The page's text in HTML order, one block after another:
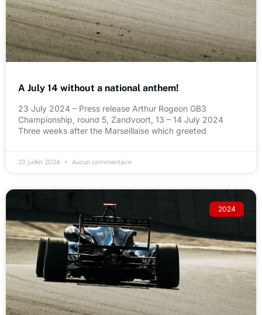
A July 14 without a national anthem!
23 July 2024 – Press release Arthur Rogeon GB3
Championship, round 5, Zandvoort, 13 – 14 July 2024
Three weeks after the Marseillaise which greeted
23 juillet 2024 Aucun commentaire
2024